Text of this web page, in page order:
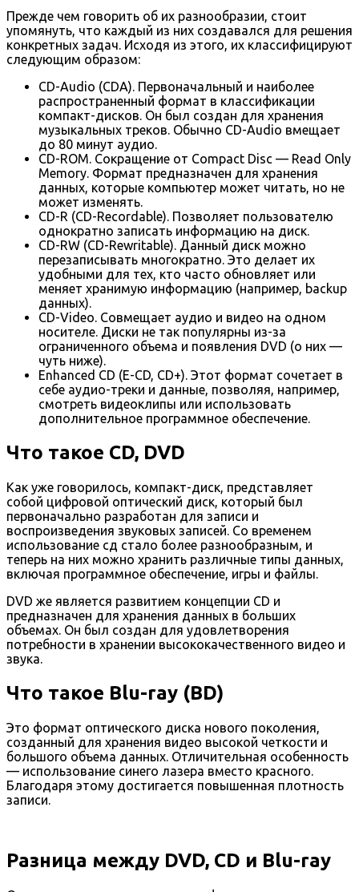
Прежде чем говорить об их разнообразии, стоит
упомянуть, что каждый из них создавался для решения
конкретных задач. Исходя из этого, их классифицируют
следующим образом:
CD-Audio (CDA). Первоначальный и наиболее
распространенный формат в классификации
компакт-дисков. Он был создан для хранения
музыкальных треков. Обычно CD-Audio вмещает
до 80 минут аудио.
CD-ROM. Сокращение от Compact Disc — Read Only
Memory. Формат предназначен для хранения
данных, которые компьютер может читать, но не
может изменять.
CD-R (CD-Recordable). Позволяет пользователю
однократно записать информацию на диск.
CD-RW (CD-Rewritable). Данный диск можно
перезаписывать многократно. Это делает их
удобными для тех, кто часто обновляет или
меняет хранимую информацию (например, backup
данных).
CD-Video. Совмещает аудио и видео на одном
носителе. Диски не так популярны из-за
ограниченного объема и появления DVD (о них —
чуть ниже).
Enhanced CD (E-CD, CD+). Этот формат сочетает в
себе аудио-треки и данные, позволяя, например,
смотреть видеоклипы или использовать
дополнительное программное обеспечение.
Что такое CD, DVD
Как уже говорилось, компакт-диск, представляет
собой цифровой оптический диск, который был
первоначально разработан для записи и
воспроизведения звуковых записей. Со временем
использование сд стало более разнообразным, и
теперь на них можно хранить различные типы данных,
включая программное обеспечение, игры и файлы.
DVD же является развитием концепции CD и
предназначен для хранения данных в больших
объемах. Он был создан для удовлетворения
потребности в хранении высококачественного видео и
звука.
Что такое Blu-ray (BD)
Это формат оптического диска нового поколения,
созданный для хранения видео высокой четкости и
большого объема данных. Отличительная особенность
— использование синего лазера вместо красного.
Благодаря этому достигается повышенная плотность
записи.
Разница между DVD, CD и Blu-ray